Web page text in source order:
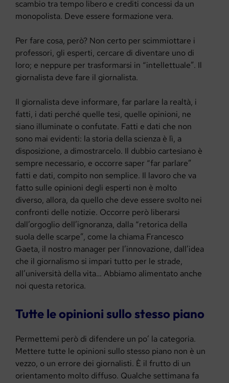
scambio tra tempo libero e crediti concessi da un
monopolista. Deve essere formazione vera.
Per fare cosa, però? Non certo per scimmiottare i
professori, gli esperti, cercare di diventare uno di
loro; e neppure per trasformarsi in “intellettuale”. Il
giornalista deve fare il giornalista.
Il giornalista deve informare, far parlare la realtà, i
fatti, i dati perché quelle tesi, quelle opinioni, ne
siano illuminate o confutate. Fatti e dati che non
sono mai evidenti: la storia della scienza è lì, a
disposizione, a dimostrarcelo. Il dubbio cartesiano è
sempre necessario, e occorre saper “far parlare”
fatti e dati, compito non semplice. Il lavoro che va
fatto sulle opinioni degli esperti non è molto
diverso, allora, da quello che deve essere svolto nei
confronti delle notizie. Occorre però liberarsi
dall’orgoglio dell’ignoranza, dalla “retorica della
suola delle scarpe”, come la chiama Francesco
Gaeta, il nostro manager per l’innovazione, dall’idea
che il giornalismo si impari tutto per le strade,
all’università della vita… Abbiamo alimentato anche
noi questa retorica.
Tutte le opinioni sullo stesso piano
Permettemi però di difendere un po’ la categoria.
Mettere tutte le opinioni sullo stesso piano non è un
vezzo, o un errore dei giornalisti. È il frutto di un
orientamento molto diffuso. Qualche settimana fa